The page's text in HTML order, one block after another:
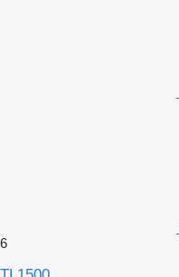
6